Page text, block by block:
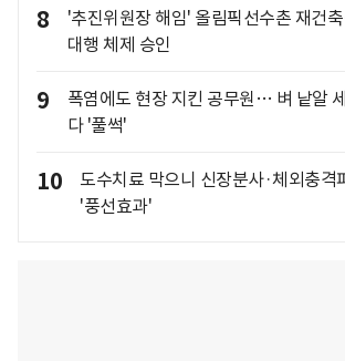
8
'추진위원장 해임' 올림픽선수촌 재건
대행 체제 승인
9
폭염에도 현장 지킨 공무원… 벼 낱알
다 '풀썩'
10
도수치료 막으니 신장분사·체외충
'풍선효과'